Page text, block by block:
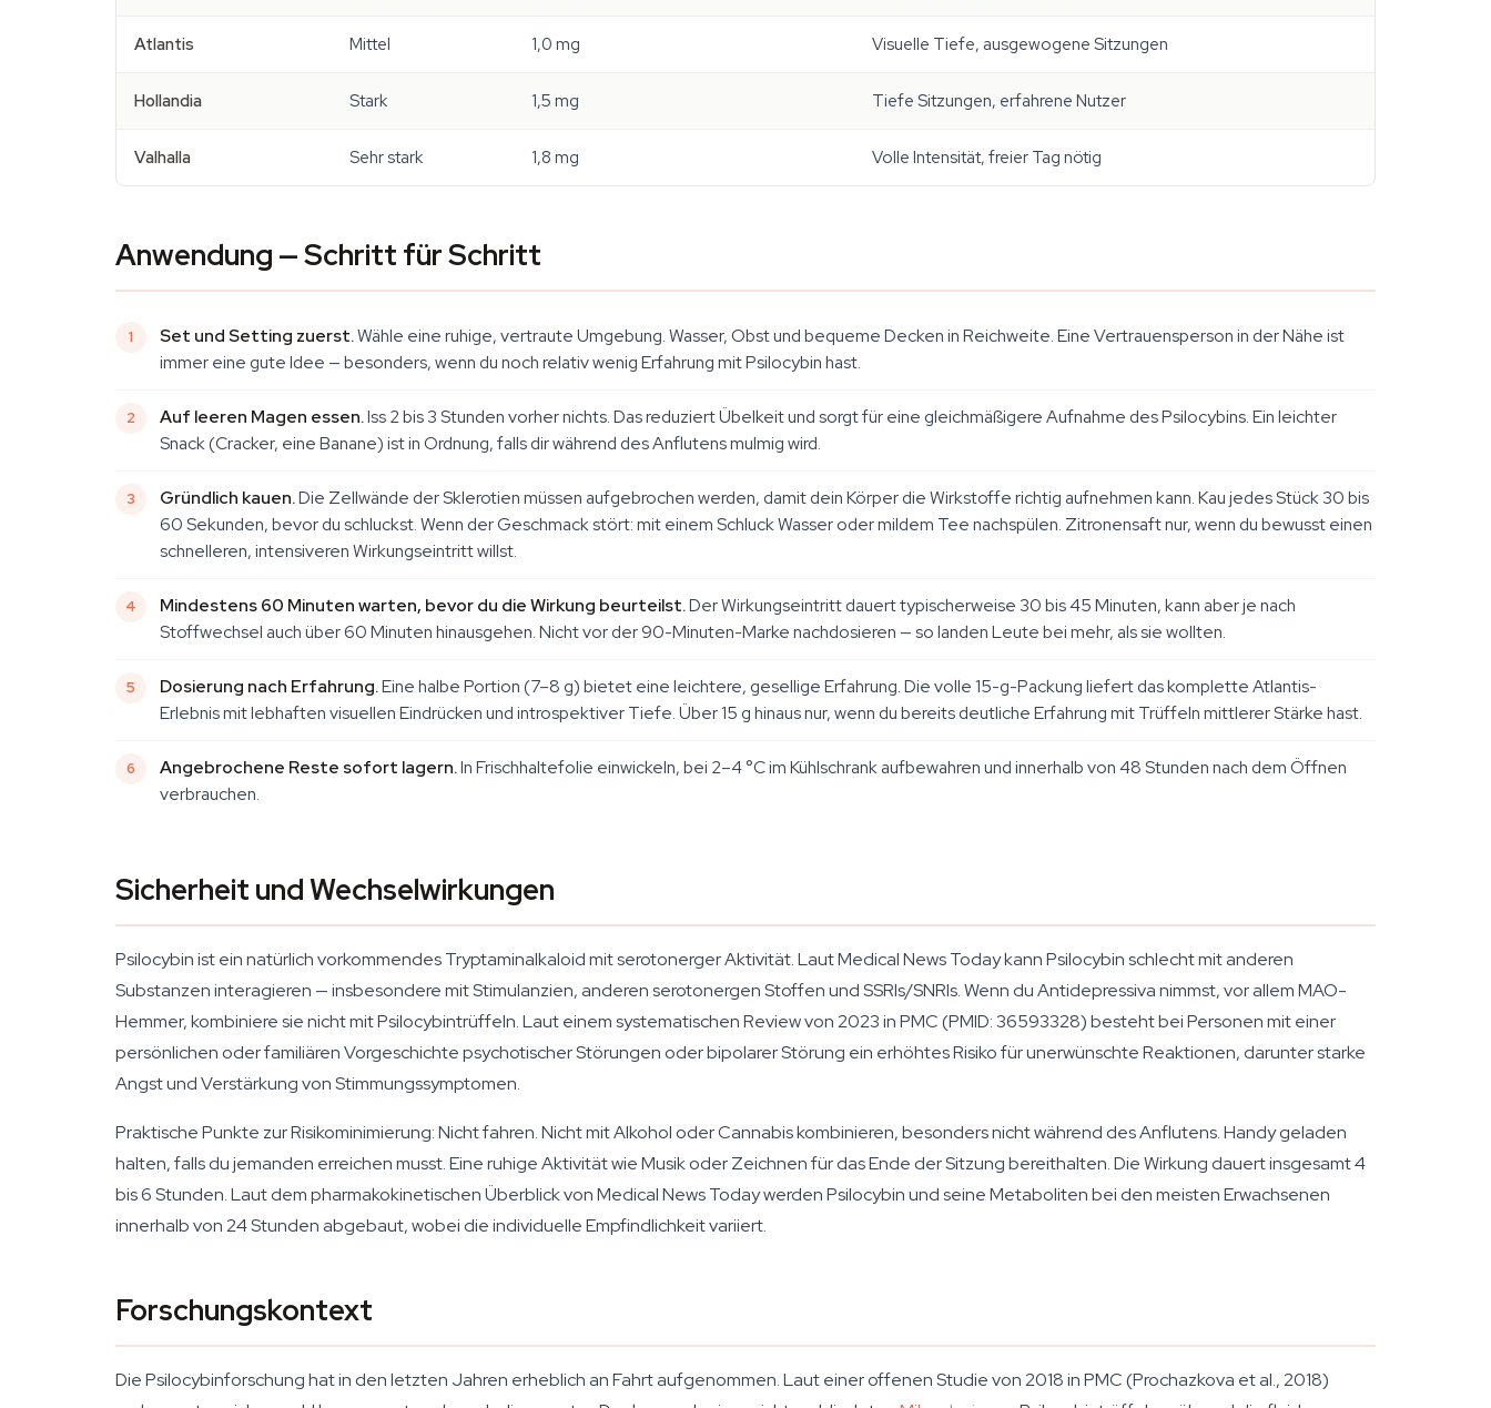
Atlantis Mittel 1,0 mg Visuelle Tiefe, ausgewogene Sitzungen
Hollandia Stark 1,5 mg Tiefe Sitzungen, erfahrene Nutzer
Valhalla Sehr stark 1,8 mg Volle Intensität, freier Tag nötig
Anwendung — Schritt für Schritt
Set und Setting zuerst.Wähle eine ruhige, vertraute Umgebung. Wasser, Obst und bequeme Decken in Reichweite. Eine Vertrauensperson in der Nähe ist
immer eine gute Idee — besonders, wenn du noch relativ wenig Erfahrung mit Psilocybin hast.
Auf leeren Magen essen.Iss 2 bis 3 Stunden vorher nichts. Das reduziert Übelkeit und sorgt für eine gleichmäßigere Aufnahme des Psilocybins. Ein leichter
Snack (Cracker, eine Banane) ist in Ordnung, falls dir während des Anflutens mulmig wird.
Gründlich kauen.Die Zellwände der Sklerotien müssen aufgebrochen werden, damit dein Körper die Wirkstoffe richtig aufnehmen kann. Kau jedes Stück 30 bis
60 Sekunden, bevor du schluckst. Wenn der Geschmack stört: mit einem Schluck Wasser oder mildem Tee nachspülen. Zitronensaft nur, wenn du bewusst einen
schnelleren, intensiveren Wirkungseintritt willst.
Mindestens 60 Minuten warten, bevor du die Wirkung beurteilst.Der Wirkungseintritt dauert typischerweise 30 bis 45 Minuten, kann aber je nach
Stoffwechsel auch über 60 Minuten hinausgehen. Nicht vor der 90-Minuten-Marke nachdosieren — so landen Leute bei mehr, als sie wollten.
Dosierung nach Erfahrung.Eine halbe Portion (7–8 g) bietet eine leichtere, gesellige Erfahrung. Die volle 15-g-Packung liefert das komplette Atlantis-
Erlebnis mit lebhaften visuellen Eindrücken und introspektiver Tiefe. Über 15 g hinaus nur, wenn du bereits deutliche Erfahrung mit Trüffeln mittlerer Stärke hast.
Angebrochene Reste sofort lagern.In Frischhaltefolie einwickeln, bei 2–4 °C im Kühlschrank aufbewahren und innerhalb von 48 Stunden nach dem Öffnen
verbrauchen.
Sicherheit und Wechselwirkungen
Psilocybin ist ein natürlich vorkommendes Tryptaminalkaloid mit serotonerger Aktivität. Laut Medical News Today kann Psilocybin schlecht mit anderen
Substanzen interagieren — insbesondere mit Stimulanzien, anderen serotonergen Stoffen und SSRIs/SNRIs. Wenn du Antidepressiva nimmst, vor allem MAO-
Hemmer, kombiniere sie nicht mit Psilocybintrüffeln. Laut einem systematischen Review von 2023 in PMC (PMID: 36593328) besteht bei Personen mit einer
persönlichen oder familiären Vorgeschichte psychotischer Störungen oder bipolarer Störung ein erhöhtes Risiko für unerwünschte Reaktionen, darunter starke
Angst und Verstärkung von Stimmungssymptomen.
Praktische Punkte zur Risikominimierung: Nicht fahren. Nicht mit Alkohol oder Cannabis kombinieren, besonders nicht während des Anflutens. Handy geladen
halten, falls du jemanden erreichen musst. Eine ruhige Aktivität wie Musik oder Zeichnen für das Ende der Sitzung bereithalten. Die Wirkung dauert insgesamt 4
bis 6 Stunden. Laut dem pharmakokinetischen Überblick von Medical News Today werden Psilocybin und seine Metaboliten bei den meisten Erwachsenen
innerhalb von 24 Stunden abgebaut, wobei die individuelle Empfindlichkeit variiert.
Forschungskontext
Die Psilocybinforschung hat in den letzten Jahren erheblich an Fahrt aufgenommen. Laut einer offenen Studie von 2018 in PMC (Prochazkova et al., 2018)